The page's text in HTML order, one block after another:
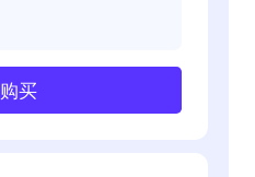
购买